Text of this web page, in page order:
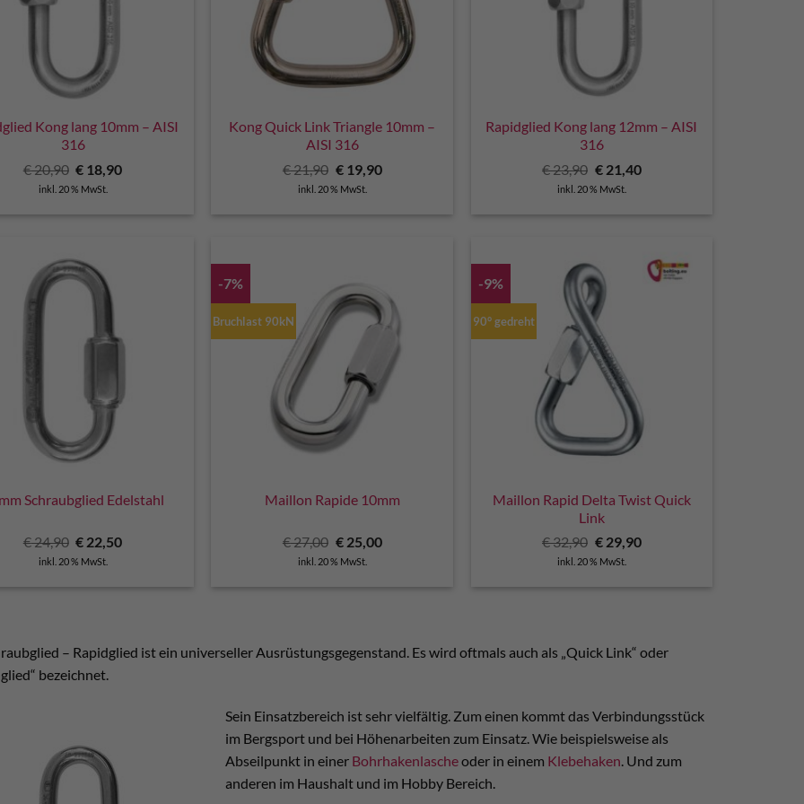
Kong lang 10mm – AISI
316
€20,90 Ursprünglicher
Preis
war:
€ 18,90Aktueller
inkl. 20 % MwSt.
Kong Quick Link Triangle 10mm –
AISI 316
€21,90 Ursprünglicher
Preis
war:
€19,90Aktueller
inkl. 20 % MwSt.
Rapidglied Kong lang 12mm – AISI
316
€23,90 Ursprünglicher
Preis
war:
€21,40Aktueller
inkl. 20 % MwSt.
Schraubglied Edelstahl
€24,90 Ursprünglicher
Preis
war:
€ 22,50Aktueller
inkl. 20 % MwSt.
-7%
Bruchlast 90kN
Maillon Rapide 10mm
€27,00 Ursprünglicher
Preis
war:
€25,00Aktueller
inkl. 20 % MwSt.
-9%
90° gedreht
Maillon Rapid Delta Twist Quick
Link
€32,90 Ursprünglicher
Preis
war:
€29,90Aktueller
inkl. 20 % MwSt.
– Rapidglied ist ein universeller Ausrüstungsgegenstand. Es wird oftmals auch als „Quick Link“ oder
bezeichnet.
Sein Einsatzbereich ist sehr vielfältig. Zum einen kommt das Verbindungsstück
im Bergsport und bei Höhenarbeiten zum Einsatz. Wie beispielsweise als
Abseilpunkt in einer Bohrhakenlascheoder in einem Klebehaken . Und zum
anderen im Haushalt und im Hobby Bereich.